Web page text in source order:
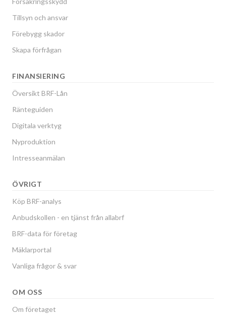
Tillsyn och ansvar
Förebygg skador
Skapa förfrågan
FINANSIERING
Översikt BRF-Lån
Ränteguiden
Digitala verktyg
Nyproduktion
Intresseanmälan
ÖVRIGT
Köp BRF-analys
Anbudskollen - en tjänst från allabrf
BRF-data för företag
Mäklarportal
Vanliga frågor & svar
OM OSS
Om företaget